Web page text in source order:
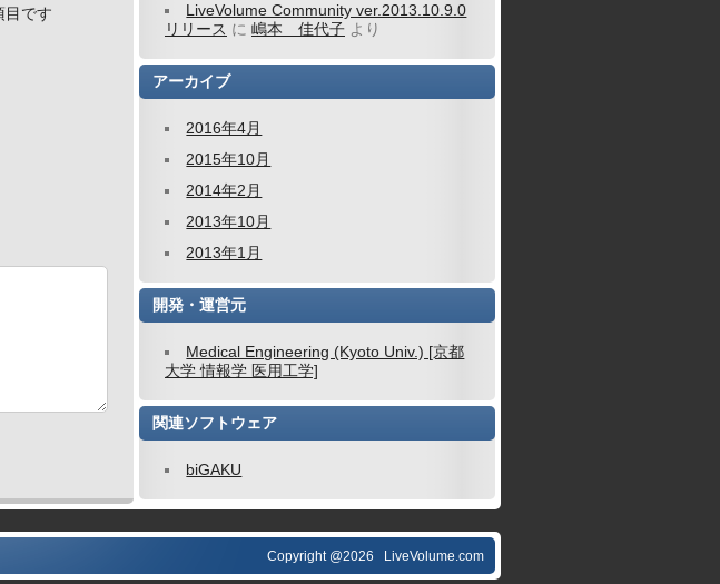
目です
LiveVolume Community ver.2013.10.9.0
リリース に 嶋本 佳代子 より
アーカイブ
2016年4月
2015年10月
2014年2月
2013年10月
2013年1月
開発・運営元
Medical Engineering (Kyoto Univ.) [京都
大学 情報学 医用工学]
関連ソフトウェア
biGAKU
Copyright @2026 LiveVolume.com